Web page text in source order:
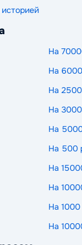
На
На
На
На
На
На 500
На
На
На
На